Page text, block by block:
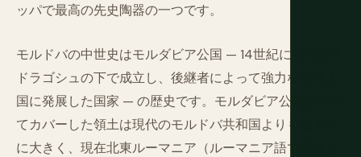
ッパで最高の先史陶器の一つです。
モルドバの中世史はモルダビア公国 — 14世紀に初代王子
ドラゴシュの下で成立し、後継者によって強力な地域大
国に発展した国家 — の歴史です。モルダビア公国がかつ
てカバーした領土は現代のモルドバ共和国よりもはるか
に大きく、現在北東ルーマニア（ルーマニア語で依然と